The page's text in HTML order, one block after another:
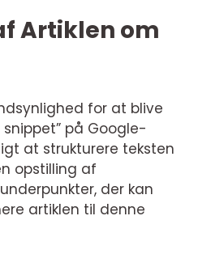
Artiklen om
for at blive
på Google-
at strukturere teksten
opstilling af
der kan
artiklen til denne